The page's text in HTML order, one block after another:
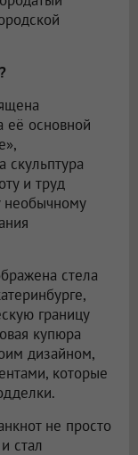
её основной
и труд
необычному
стела
границу
купюра
дизайном,
которые
не просто
стал